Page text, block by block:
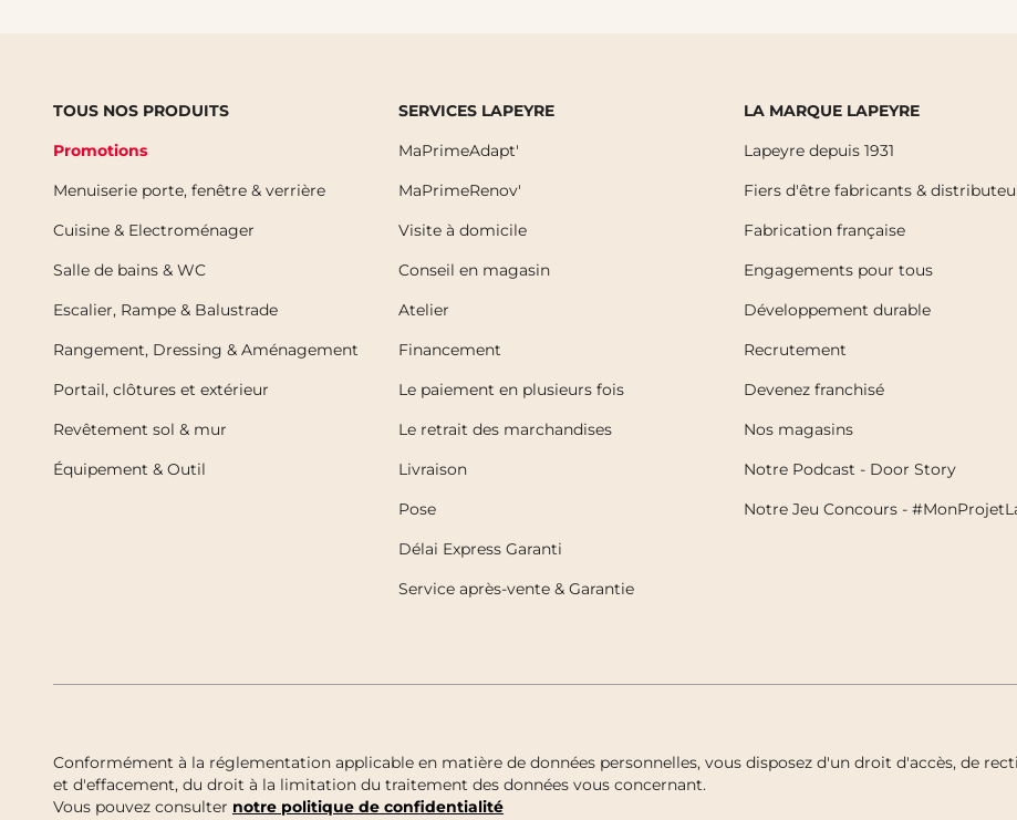
TOUS NOS PRODUITS
Promotions
Menuiserie porte, fenêtre & verrière
Cuisine & Electroménager
Salle de bains & WC
Escalier, Rampe & Balustrade
Rangement, Dressing & Aménagement
Portail, clôtures et extérieur
Revêtement sol & mur
Équipement & Outil
SERVICES LAPEYRE
MaPrimeAdapt'
MaPrimeRenov'
Visite à domicile
Conseil en magasin
Atelier
Financement
Le paiement en plusieurs fois
Le retrait des marchandises
Livraison
Pose
Délai Express Garanti
Service après-vente & Garantie
LA MARQUE LAPEYRE
Lapeyre depuis 1931
Fiers d'être fabricants &
Fabrication française
Engagements pour tous
Développement durable
Recrutement
Devenez franchisé
Nos magasins
Notre Podcast - Door Story
Notre Jeu Concours -
Conformément à la réglementation applicable en matière de données personnelles, vous disposez d'un droit d'accès, de
et d'effacement, du droit à la limitation du traitement des données vous concernant.
Vous pouvez consulter notre politique de confidentialité